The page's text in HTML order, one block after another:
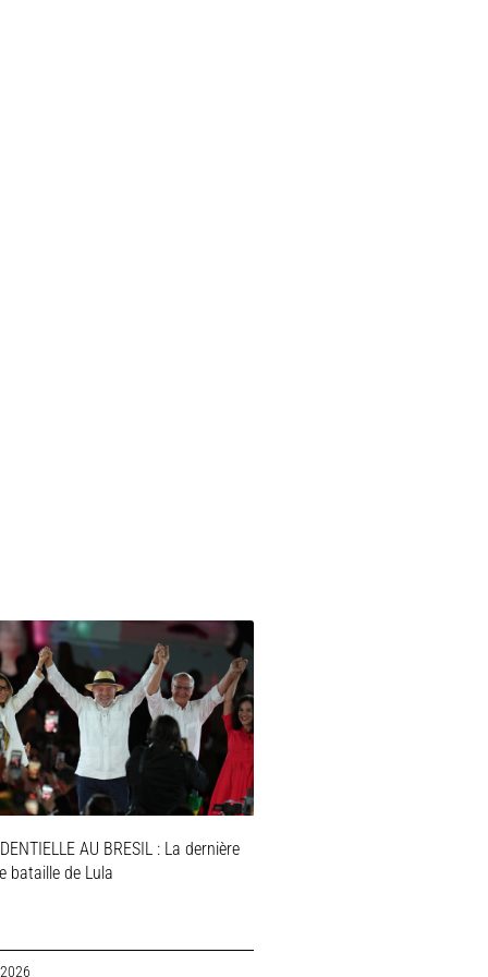
AU BRESIL : La dernière
bataille de Lula